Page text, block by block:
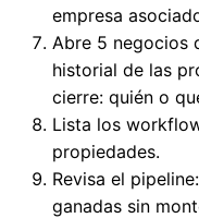
empresa
Abre 5 negocios
historial de las
cierre: quién o
Lista los
propiedades.
Revisa el
ganadas sin